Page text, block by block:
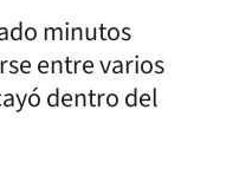
minutos
entre varios
dentro del